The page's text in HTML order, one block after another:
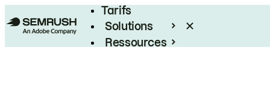
Tarifs
Solutions
Ressources